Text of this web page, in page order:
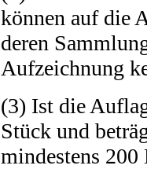
können auf die
deren
Aufzeichnung
(3) Ist die
Stück und
mindestens